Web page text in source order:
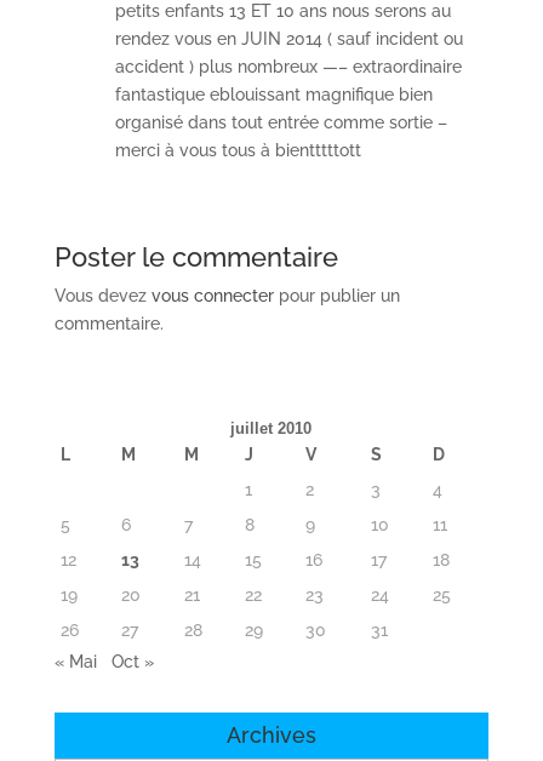
petits enfants 13 ET 10 ans nous serons au
rendez vous en JUIN 2014 ( sauf incident ou
accident ) plus nombreux —– extraordinaire
fantastique eblouissant magnifique bien
organisé dans tout entrée comme sortie –
merci à vous tous à bientttttott
Poster le commentaire
Vous devez vous connecterpour publier un
commentaire.
juillet 2010
L M M J V S
D
1
2 3
4
5
6 7 8 9 10
11
12
13 14 15 16 17
18
19
20 21 22 23 24
25
26
27 28 29 30
31
« Mai
Oct »
Archives